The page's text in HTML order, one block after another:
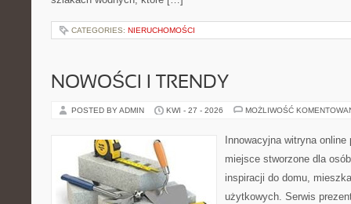
CATEGORIES: NIERUCHOMOŚCI
NOWOŚCI I TRENDY
POSTED BY ADMIN KWI - 27 - 2026 MOŻLIWOŚĆ
Innowacyjna witryna
miejsce stworzone dla
inspiracji do domu,
użytkowych. Serwis